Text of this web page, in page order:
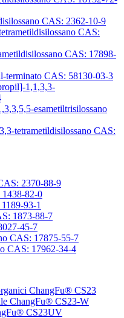
CAS: 2362-10-9
CAS:
CAS: 17898-
terminato CAS: 58130-03-3
1,1,3,3-
esametiltrisilossano
tetrametildisilossano CAS:
2370-88-9
1438-82-0
93-1
1873-88-7
45-7
CAS: 17875-55-7
CAS: 17962-34-4
ChangFu® CS23
ChangFu® CS23-W
CS23UV